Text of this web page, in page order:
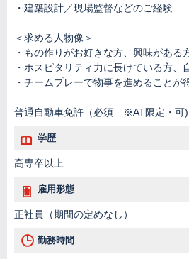
・建築設計／現場監督などのご経験
＜求める人物像＞
・もの作りがお好きな方、興味がある
・ホスピタリティ力に長けている方、
・チームプレーで物事を進めることが
普通自動車免許（必須 ※AT限定・可)
学歴
高専卒以上
雇用形態
正社員（期間の定めなし）
勤務時間